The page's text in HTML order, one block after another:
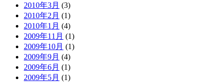
2010年3月 (3)
2010年2月 (1)
2010年1月 (4)
2009年11月 (1)
2009年10月 (1)
2009年9月 (4)
2009年6月 (1)
2009年5月 (1)